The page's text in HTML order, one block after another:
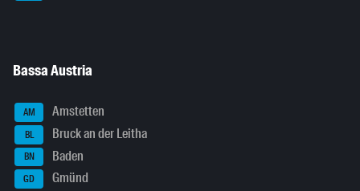
Bassa Austria
AM Amstetten
BL Bruck an der Leitha
BN Baden
GD Gmünd